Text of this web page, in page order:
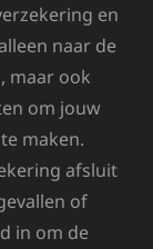
en
naar de
maar ook
om jouw
maken.
afsluit
of
in om de